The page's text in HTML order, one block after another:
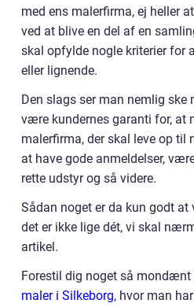
med ens malerfirma, ej heller
ved at blive en del af en
skal opfylde nogle kriterier for
eller lignende.
Den slags ser man nemlig ske
være kundernes garanti for, at
malerfirma, der skal leve op til
at have gode anmeldelser,
rette udstyr og så videre.
Sådan noget er da kun godt
det er ikke lige dét, vi skal
artikel.
Forestil dig noget så
maler i Silkeborg, hvor man